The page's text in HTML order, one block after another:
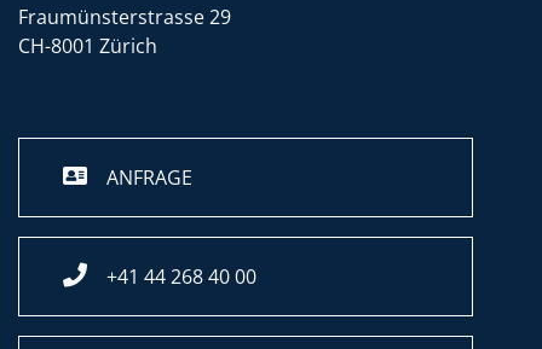
Fraumünsterstrasse 29
CH-8001 Zürich
ANFRAGE
+41 44 268 40 00